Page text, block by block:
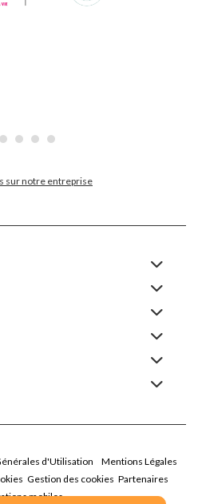
sur notre entreprise
d'Utilisation
Mentions Légales
Gestion des cookies Partenaires
mobiles